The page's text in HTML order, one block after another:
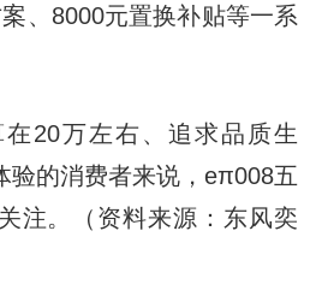
、8000元置换补贴等一系
万左右、追求品质生
验的消费者来说，eπ008五
注。（资料来源：东风奕